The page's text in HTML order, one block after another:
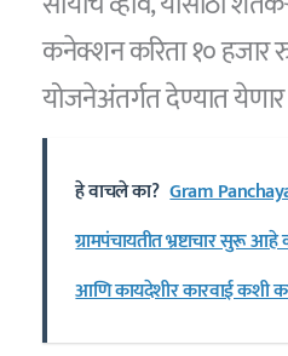
कनेक्शन करिता १० हजार
योजनेअंतर्गत देण्यात
हे वाचले का? Gram
ग्रामपंचायतीत भ्रष्टाचार सुरू
आणि कायदेशीर कारवाई कशी